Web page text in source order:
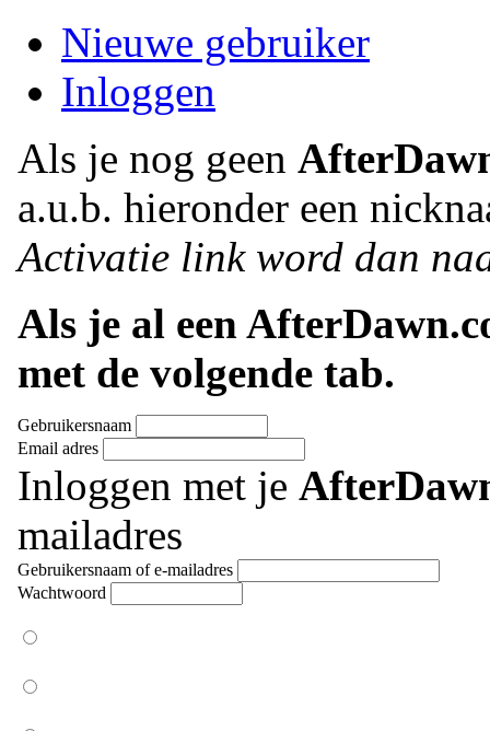
Nieuwe gebruiker
Inloggen
Als je nog geen
a.u.b. hieronder een
Activatie link word dan
Als je al een
met de volgende tab.
Gebruikersnaam
Email adres
Inloggen met je
mailadres
Gebruikersnaam of e-mailadres
Wachtwoord